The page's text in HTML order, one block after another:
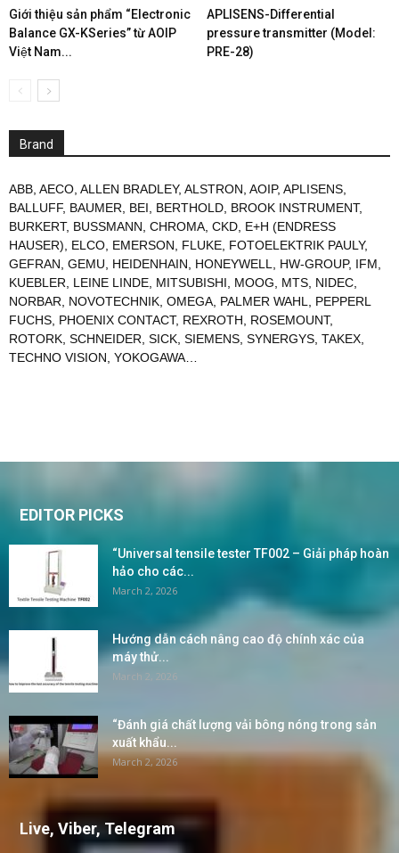
Giới thiệu sản phẩm “Electronic
Balance GX-KSeries” từ AOIP
Việt Nam...
APLISENS-Differential
pressure transmitter (Model:
PRE-28)
Brand
ABB AECO ALLEN BRADLEY, ALSTRON AOIP, APLISENS
BALLUFF, BAUMER BEI BERTHOLD BROOK INSTRUMENT,
BURKERT, BUSSMANN CHROMA CKD E+H (ENDRESS
HAUSER)
ELCO EMERSON FLUKE FOTOELEKTRIK PAULY,
GEFRAN GEMU HEIDENHAIN HONEYWELL HW-GROUP, IFM
KUEBLER
LEINE LINDE MITSUBISHI MOOG MTS NIDEC
NORBAR
NOVOTECHNIK OMEGA PALMER WAHL
PEPPERL
FUCHS PHOENIX CONTACT, REXROTH ROSEMOUNT,
ROTORK SCHNEIDER SICK SIEMENS SYNERGYS TAKEX
TECHNO VISION YOKOGAWA
EDITOR PICKS
“Universal tensile tester TF002 – Giải pháp hoàn
hảo cho các...
March 2, 2026
Hướng dẫn cách nâng cao độ chính xác của
máy thử...
March 2, 2026
“Đánh giá chất lượng vải bông nóng trong sản
xuất khẩu...
March 2, 2026
Live, Viber, Telegram